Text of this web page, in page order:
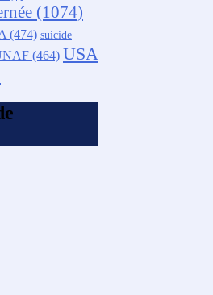
(1074)
(474) suicide
(464) USA